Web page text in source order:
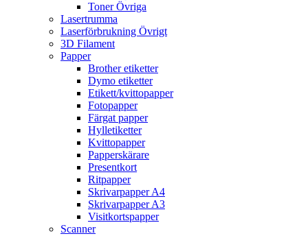
Toner Övriga
Lasertrumma
Laserförbrukning Övrigt
3D Filament
Papper
Brother etiketter
Dymo etiketter
Etikett/kvittopapper
Fotopapper
Färgat papper
Hylletiketter
Kvittopapper
Papperskärare
Presentkort
Ritpapper
Skrivarpapper A4
Skrivarpapper A3
Visitkortspapper
Scanner